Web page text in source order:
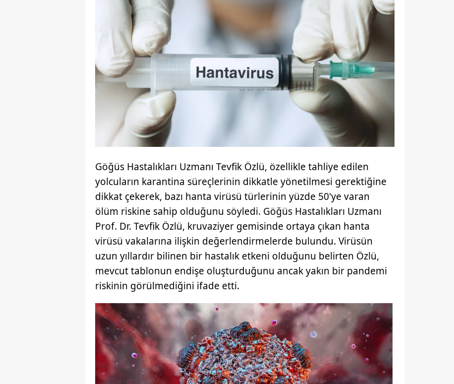
Göğüs Hastalıkları Uzmanı Tevfik Özlü, özellikle tahliye edilen
yolcuların karantina süreçlerinin dikkatle yönetilmesi gerektiğine
dikkat çekerek, bazı hanta virüsü türlerinin yüzde 50'ye varan
ölüm riskine sahip olduğunu söyledi. Göğüs Hastalıkları Uzmanı
Prof. Dr. Tevfik Özlü, kruvaziyer gemisinde ortaya çıkan hanta
virüsü vakalarına ilişkin değerlendirmelerde bulundu. Virüsün
uzun yıllardır bilinen bir hastalık etkeni olduğunu belirten Özlü,
mevcut tablonun endişe oluşturduğunu ancak yakın bir pandemi
riskinin görülmediğini ifade etti.